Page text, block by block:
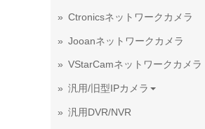
Ctronicsネットワークカメラ
Jooanネットワークカメラ
VStarCamネットワークカメラ
汎用/旧型IPカメラ
汎用DVR/NVR